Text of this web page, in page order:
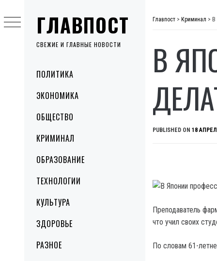
ГЛАВПОСТ
СВЕЖИЕ И ГЛАВНЫЕ НОВОСТИ
MenuПОЛИТИКА
ЭКОНОМИКА
ОБЩЕСТВО
КРИМИНАЛ
ОБРАЗОВАНИЕ
ТЕХНОЛОГИИ
КУЛЬТУРА
ЗДОРОВЬЕ
РАЗНОЕ
to
content
Главпост > Криминал > В
В
PUBLISHED ON 18
Преподаватель
что учил своих
По словам 61-